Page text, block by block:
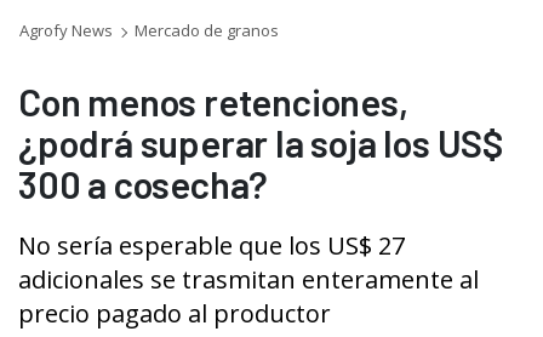
Agrofy News Mercado de granos
Con menos retenciones,
¿podrá superar la soja los US$
300 a cosecha?
No sería esperable que los US$ 27
adicionales se trasmitan enteramente al
precio pagado al productor